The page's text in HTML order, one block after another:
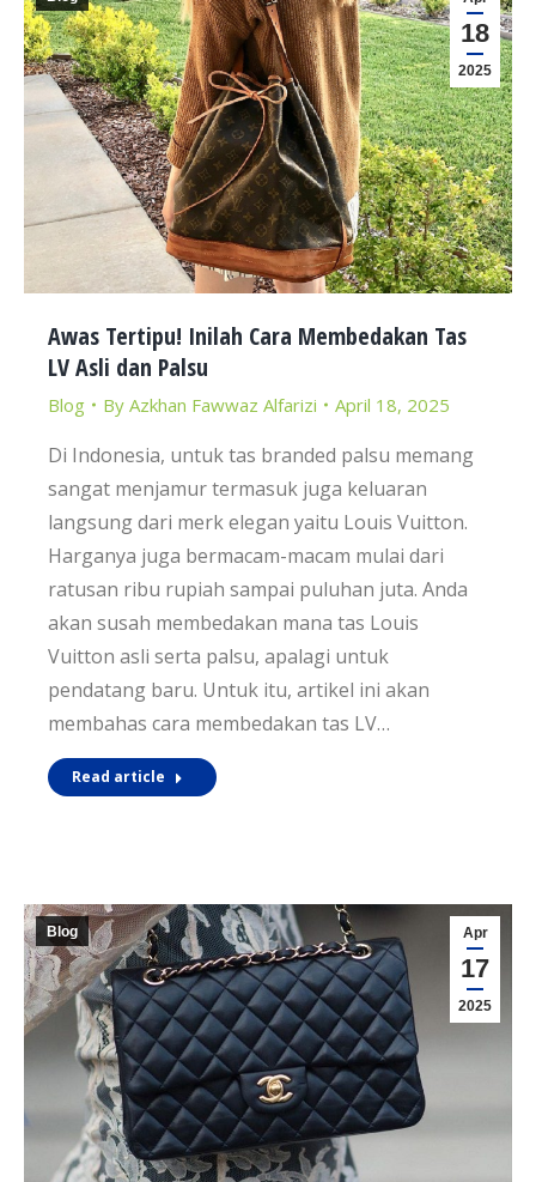
18
2025
Awas Tertipu! Inilah Cara Membedakan Tas
LV Asli dan Palsu
Blog By Azkhan Fawwaz Alfarizi April 18, 2025
Di Indonesia, untuk tas branded palsu memang
sangat menjamur termasuk juga keluaran
langsung dari merk elegan yaitu Louis Vuitton.
Harganya juga bermacam-macam mulai dari
ratusan ribu rupiah sampai puluhan juta. Anda
akan susah membedakan mana tas Louis
Vuitton asli serta palsu, apalagi untuk
pendatang baru. Untuk itu, artikel ini akan
membahas cara membedakan tas LV…
Read article
Apr
17
2025
Blog